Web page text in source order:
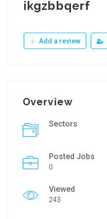
ikgzbbqerf
Add a review
Overview
Sectors
Posted Jobs
0
Viewed
243